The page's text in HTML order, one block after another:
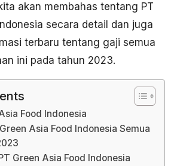
akan membahas tentang PT
secara detail dan juga
terbaru tentang gaji semua
ini pada tahun 2023.
Food Indonesia
Asia Food Indonesia Semua
Green Asia Food Indonesia